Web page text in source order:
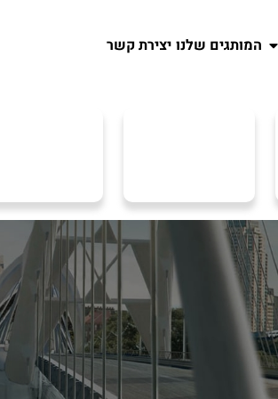
המותגים שלנו יצירת קשר